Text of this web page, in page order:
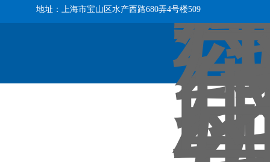
地址：上海市宝山区水产西路680弄4号楼509